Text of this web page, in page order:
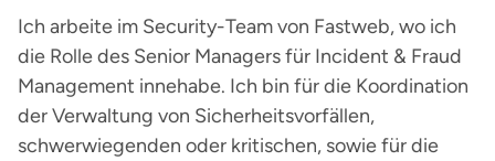
Ich arbeite im Security-Team von Fastweb, wo ich
die Rolle des Senior Managers für Incident & Fraud
Management innehabe. Ich bin für die Koordination
der Verwaltung von Sicherheitsvorfällen,
schwerwiegenden oder kritischen, sowie für die